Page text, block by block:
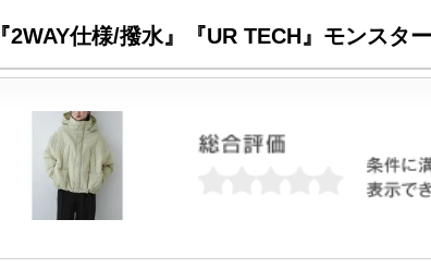
『2WAY仕様/撥水』『UR TECH』モンスタ